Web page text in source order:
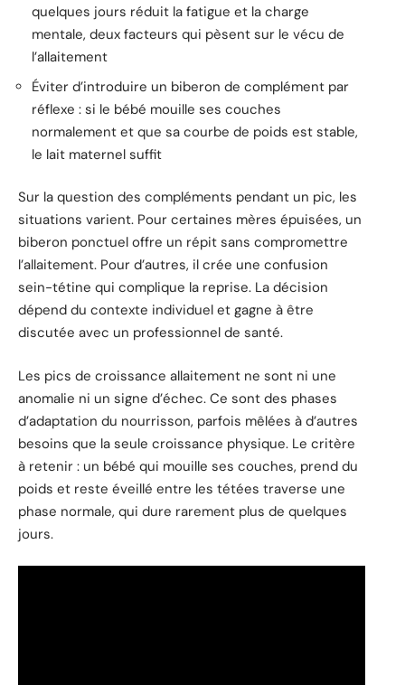
quelques jours réduit la fatigue et la charge
mentale, deux facteurs qui pèsent sur le vécu de
l’allaitement
Éviter d’introduire un biberon de complément par
réflexe : si le bébé mouille ses couches
normalement et que sa courbe de poids est stable,
le lait maternel suffit
Sur la question des compléments pendant un pic, les
situations varient. Pour certaines mères épuisées, un
biberon ponctuel offre un répit sans compromettre
l’allaitement. Pour d’autres, il crée une confusion
sein-tétine qui complique la reprise. La décision
dépend du contexte individuel et gagne à être
discutée avec un professionnel de santé.
Les pics de croissance allaitement ne sont ni une
anomalie ni un signe d’échec. Ce sont des phases
d’adaptation du nourrisson, parfois mêlées à d’autres
besoins que la seule croissance physique. Le critère
à retenir : un bébé qui mouille ses couches, prend du
poids et reste éveillé entre les tétées traverse une
phase normale, qui dure rarement plus de quelques
jours.